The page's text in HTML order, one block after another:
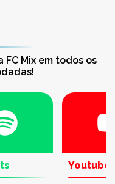
Mix em todos os
Youtube